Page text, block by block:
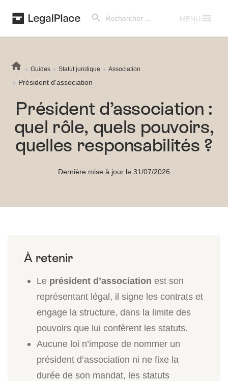
for:
MENU
Guides Statut juridique Association
Président d'association
Président d’association :
quel rôle, quels pouvoirs,
quelles responsabilités ?
Dernière mise à jour le 31/07/2026
Le président d’association est son
représentant légal, il signe les contrats et
engage la structure, dans la limite des
pouvoirs que lui confèrent les statuts.
Aucune loi n’impose de nommer un
président d’association ni ne fixe la
durée de son mandat, les statuts